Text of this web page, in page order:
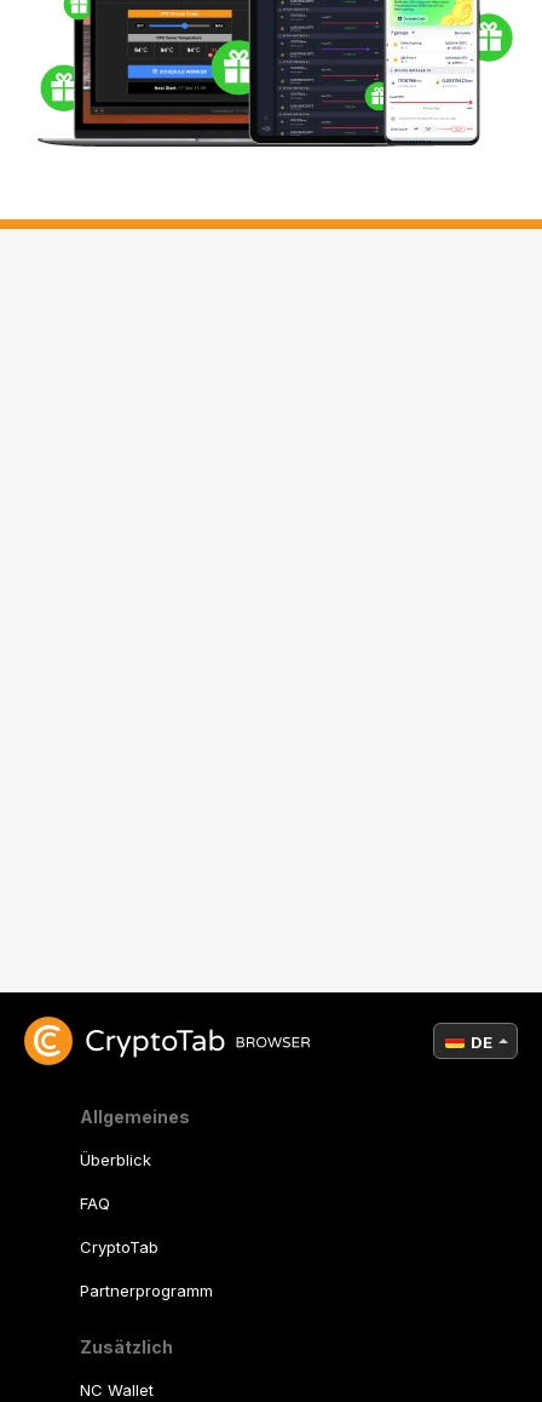
Allgemeines
Überblick
FAQ
CryptoTab
Partnerprogramm
Zusätzlich
NC Wallet
DE